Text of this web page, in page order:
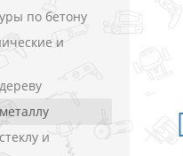
по бетону
и
и